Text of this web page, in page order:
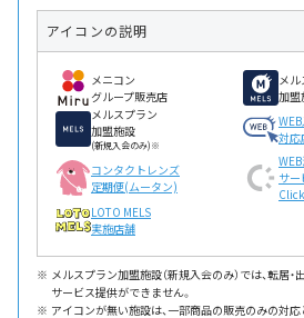
アイコンの説明
メニコン
グループ販売店
メル
加盟
メルスプラン
加盟施設
(新規入会のみ)※
対応
コンタクトレンズ
定期便(ムータン)
サー
LOTO MELS
実施店舗
メルスプラン加盟施設（新規入会のみ）では、転居
サービス提供ができません。
アイコンが無い施設は、一部商品の販売のみの対応